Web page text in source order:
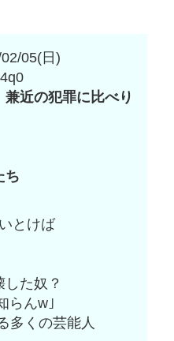
05(日)
近の犯罪に比べり
ち
とけば
た奴？
らんw｣
多くの芸能人